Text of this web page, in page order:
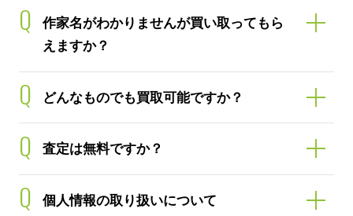
Q
作家名がわかりませんが買い取ってもら
えますか？
Q どんなものでも買取可能ですか？
Q 査定は無料ですか？
Q 個人情報の取り扱いについて